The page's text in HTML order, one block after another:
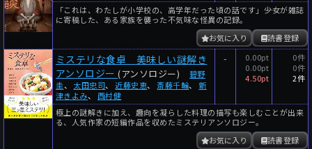
「これは、わたしが小学校の、高学年だった頃の話です」――少女が雑誌
に寄稿した、ある家族を襲った不気味な怪異の記録。
読書登録
お気に入り
ミステリな食卓 美味しい謎解き
アンソロジー (アンソロジー)
碧野
圭、 太田忠司、近藤史恵、斎藤千輪、新
津きよみ、 西村健
-
0.00pt
0.00pt
4.50pt
0件
0件
2件
極上の謎解きに加え、趣向を凝らした料理の描写も楽しむことが出来
る、人気作家の短編作品を収めたミステリアンソロジー。
読書登録
お気に入り